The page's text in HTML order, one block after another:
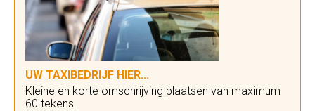
UW TAXIBEDRIJF HIER...
Kleine en korte omschrijving plaatsen van maximum
60 tekens.